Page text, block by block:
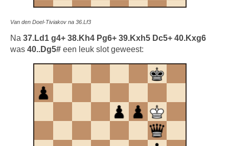
Van den Doel-Tiviakov na 36.Lf3
Na 37.Ld1 g4+ 38.Kh4 Pg6+ 39.Kxh5 Dc5+ 40.Kxg6
was 40..Dg5# een leuk slot geweest: